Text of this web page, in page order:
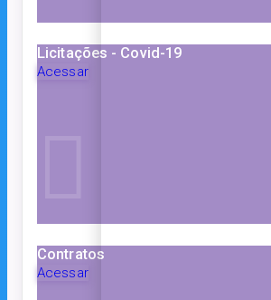
Licitações - Covid-19
Acessar
Contratos
Acessar